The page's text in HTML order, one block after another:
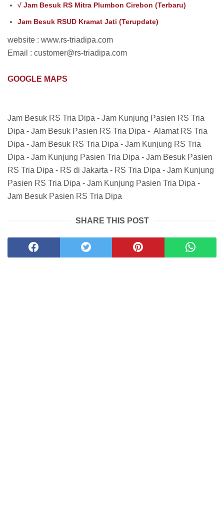
√ Jam Besuk RS Mitra Plumbon Cirebon (Terbaru)
Jam Besuk RSUD Kramat Jati (Terupdate)
website : www.rs-triadipa.com
Email : customer@rs-triadipa.com
GOOGLE MAPS
Jam Besuk RS Tria Dipa - Jam Kunjung Pasien RS Tria
Dipa - Jam Besuk Pasien RS Tria Dipa - Alamat RS Tria
Dipa - Jam Besuk RS Tria Dipa - Jam Kunjung RS Tria
Dipa - Jam Kunjung Pasien Tria Dipa - Jam Besuk Pasien
RS Tria Dipa - RS di Jakarta - RS Tria Dipa - Jam Kunjung
Pasien RS Tria Dipa - Jam Kunjung Pasien Tria Dipa -
Jam Besuk Pasien RS Tria Dipa
SHARE THIS POST